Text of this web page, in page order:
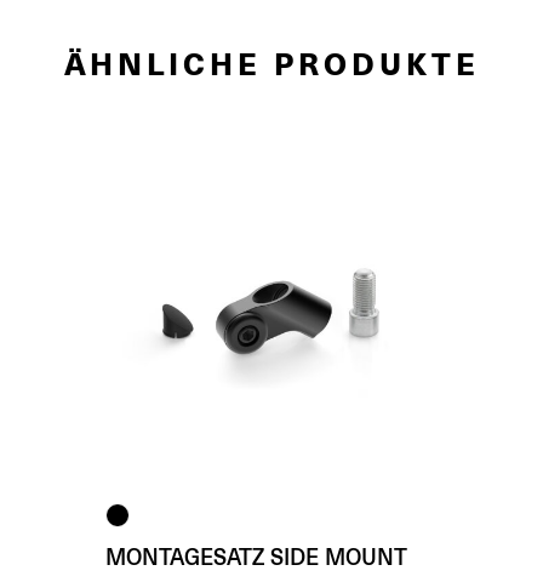
ÄHNLICHE PRODUKTE
MONTAGESATZ SIDE MOUNT